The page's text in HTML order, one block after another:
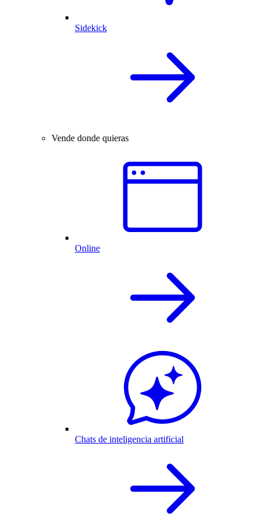
Sidekick
Vende donde quieras
Online
Chats de inteligencia artificial